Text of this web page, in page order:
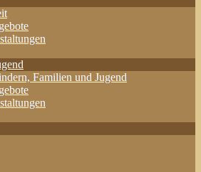
Familien und Jugend